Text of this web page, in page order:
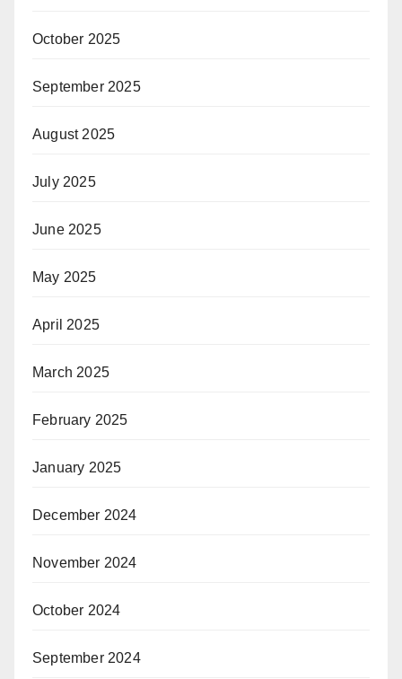
October 2025
September 2025
August 2025
July 2025
June 2025
May 2025
April 2025
March 2025
February 2025
January 2025
December 2024
November 2024
October 2024
September 2024